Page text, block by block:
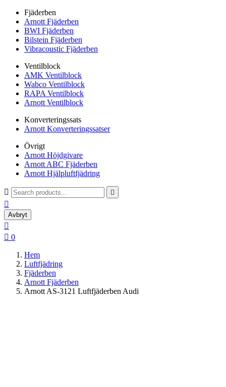
Fjäderben
Arnott Fjäderben
BWI Fjäderben
Bilstein Fjäderben
Vibracoustic Fjäderben
Ventilblock
AMK Ventilblock
Wabco Ventilblock
RAPA Ventilblock
Arnott Ventilblock
Konverteringssats
Arnott Konverteringssatser
Övrigt
Arnott Höjdgivare
Arnott ABC Fjäderben
Arnott Hjälpluftfjädring
 

Avbryt

 0
Hem
Luftfjädring
Fjäderben
Arnott Fjäderben
Arnott AS-3121 Luftfjäderben Audi